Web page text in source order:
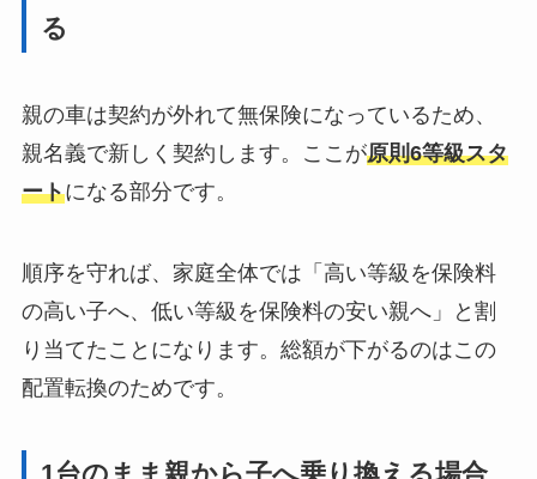
る
親の車は契約が外れて無保険になっているため、
親名義で新しく契約します。ここが原則6等級スタ
ートになる部分です。
順序を守れば、家庭全体では「高い等級を保険料
の高い子へ、低い等級を保険料の安い親へ」と割
り当てたことになります。総額が下がるのはこの
配置転換のためです。